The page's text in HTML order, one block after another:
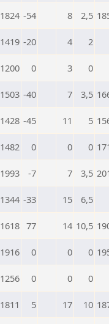
1824 -54 8 2,5
1419 -20 4 2
1200 0 3 0
1503 -40 7 3,5
1428 -45 11 5
1482 0 0 0
1993 -7 7 3,5
1344 -33 15 6,5
1618 77 14 10,5
1916 0 0 0
1256 0 0 0
1811 5 17 10